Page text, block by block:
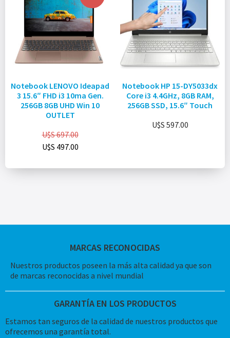
Notebook LENOVO Ideapad
3 15.6″ FHD i3 10ma Gen.
256GB 8GB UHD Win 10
OUTLET
U$S697.00
U$S 497.00
Notebook HP 15-DY5033dx
Core i3 4.4GHz, 8GB RAM,
256GB SSD, 15.6″ Touch
U$S 597.00
MARCAS RECONOCIDAS
Nuestros productos poseen la más alta calidad ya que son
de marcas reconocidas a nivel mundial
GARANTÍA EN LOS PRODUCTOS
Estamos tan seguros de la calidad de nuestros productos que
ofrecemos una garantía total.